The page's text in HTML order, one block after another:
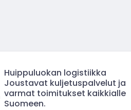
Huippuluokan logistiikka
Joustavat kuljetuspalvelut ja
varmat toimitukset kaikkialle
Suomeen.